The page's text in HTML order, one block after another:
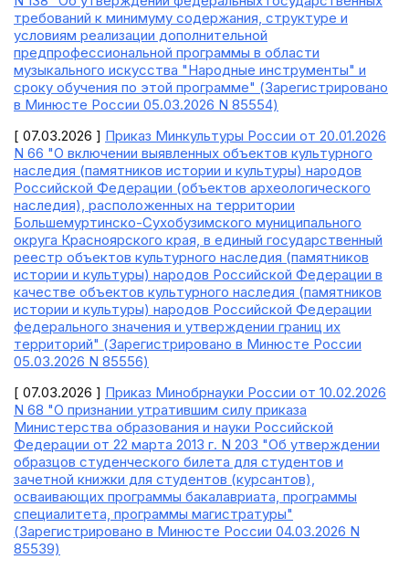
требований к минимуму содержания, структуре и
условиям реализации дополнительной
предпрофессиональной программы в области
музыкального искусства "Народные инструменты" и
сроку обучения по этой программе" (Зарегистрировано
в Минюсте России 05.03.2026 N 85554)
[ 07.03.2026 ] Приказ Минкультуры России от 20.01.2026
N 66 "О включении выявленных объектов культурного
наследия (памятников истории и культуры) народов
Российской Федерации (объектов археологического
наследия), расположенных на территории
Большемуртинско-Сухобузимского муниципального
округа Красноярского края, в единый государственный
реестр объектов культурного наследия (памятников
истории и культуры) народов Российской Федерации в
качестве объектов культурного наследия (памятников
истории и культуры) народов Российской Федерации
федерального значения и утверждении границ их
территорий" (Зарегистрировано в Минюсте России
05.03.2026 N 85556)
[ 07.03.2026 ] Приказ Минобрнауки России от 10.02.2026
N 68 "О признании утратившим силу приказа
Министерства образования и науки Российской
Федерации от 22 марта 2013 г. N 203 "Об утверждении
образцов студенческого билета для студентов и
зачетной книжки для студентов (курсантов),
осваивающих программы бакалавриата, программы
специалитета, программы магистратуры"
(Зарегистрировано в Минюсте России 04.03.2026 N
85539)